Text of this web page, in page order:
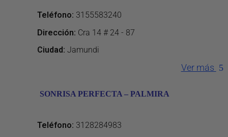
Teléfono: 3155583240
Dirección: Cra 14 # 24 - 87
Ciudad: Jamundi
Ver más
SONRISA PERFECTA – PALMIRA
Teléfono: 3128284983